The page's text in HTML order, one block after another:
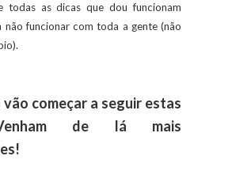
todas as dicas que dou funcionam
não funcionar com toda a gente (não
vão começar a seguir estas
de lá mais